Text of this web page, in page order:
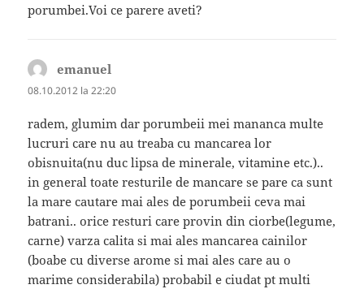
porumbei.Voi ce parere aveti?
emanuel
08.10.2012 la 22:20
radem, glumim dar porumbeii mei mananca multe
lucruri care nu au treaba cu mancarea lor
obisnuita(nu duc lipsa de minerale, vitamine etc.)..
in general toate resturile de mancare se pare ca sunt
la mare cautare mai ales de porumbeii ceva mai
batrani.. orice resturi care provin din ciorbe(legume,
carne) varza calita si mai ales mancarea cainilor
(boabe cu diverse arome si mai ales care au o
marime considerabila) probabil e ciudat pt multi